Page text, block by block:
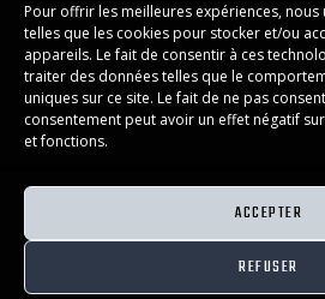
Pour offrir les meilleures expériences,
telles que les cookies pour stocker et/ou
appareils. Le fait de consentir à ces
traiter des données telles que le
uniques sur ce site. Le fait de ne pas
consentement peut avoir un effet négatif
et fonctions.
ACCEPTER
REFUSER
POLITIQUE DE
POLITIQUE DE
© 2026